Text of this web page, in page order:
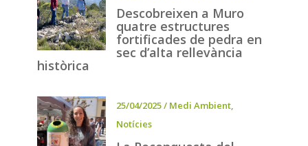
Descobreixen a Muro
quatre estructures
fortificades de pedra en
sec d’alta rellevància
històrica
25/04/2025/ Medi Ambient,
Notícies